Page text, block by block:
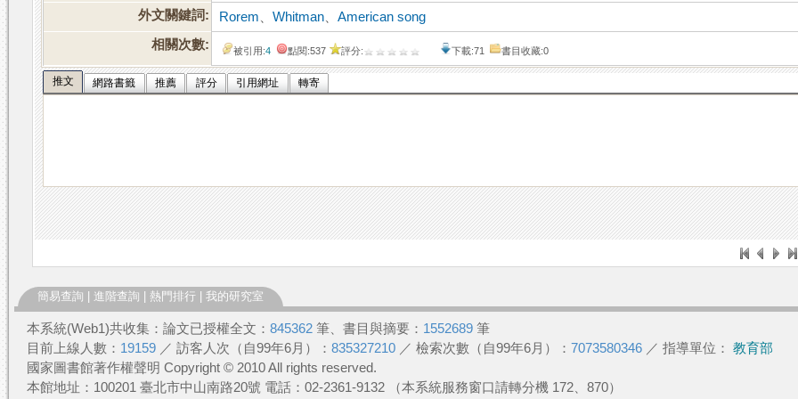
外文關鍵詞: Rorem 、Whitman 、American song
相關次數:
被引用:4 點閱:537 評分: 下載:71 書目收藏:0
推文 網路書籤 推薦 評分 引用網址 轉寄
簡易查詢 進階查詢 熱門排行 我的研究室
本系統(Web1)共收集：論文已授權全文： 845362 筆、書目與摘要： 1552689 筆
目前上線人數： 19159 ／ 訪客人次（自99年6月）： 835327210 ／ 檢索次數（自99年6月）： 7073580346 ／ 指導單位： 教育部
國家圖書館著作權聲明 Copyright © 2010 All rights reserved.
本館地址：100201 臺北市中山南路20號 電話：02-2361-9132 （本系統服務窗口請轉分機 172、870）